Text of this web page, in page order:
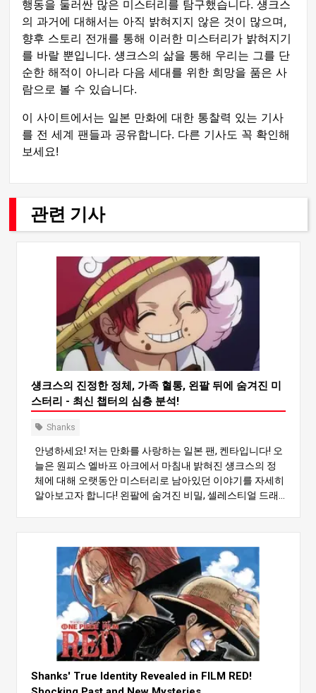
행동을 둘러싼 많은 미스터리를 탐구했습니다. 섕크스
의 과거에 대해서는 아직 밝혀지지 않은 것이 많으며,
향후 스토리 전개를 통해 이러한 미스터리가 밝혀지기
를 바랄 뿐입니다. 섕크스의 삶을 통해 우리는 그를 단
순한 해적이 아니라 다음 세대를 위한 희망을 품은 사
람으로 볼 수 있습니다.
이 사이트에서는 일본 만화에 대한 통찰력 있는 기사
를 전 세계 팬들과 공유합니다. 다른 기사도 꼭 확인해
보세요!
관련 기사
섕크스의 진정한 정체, 가족 혈통, 왼팔 뒤에 숨겨진 미
스터리 - 최신 챕터의 심층 분석!
Shanks
안녕하세요! 저는 만화를 사랑하는 일본 팬, 켄타입니다! 오
늘은 원피스 엘바프 아크에서 마침내 밝혀진 섕크스의 정
체에 대해 오랫동안 미스터리로 남아있던 이야기를 자세히
알아보고자 합니다! 왼팔에 숨겨진 비밀, 셀레스티얼 드래
니다! 1. 섕크스는 천룡인가?! 피가랜드 가족에 관한 진실 가
장 큰 충격 중 하나는 섕크스가 셀레스티얼 드래곤의 혈통
인 피가랜드 가문의 일원이라는 사실이 확인된 것입니다.
필름 레드의 힌트, 이전의 예고, 그리고 최근 엘바프 아크의
전개가 이 사실을 확고히 해줬어요. 섕크스의 본명은 “피가
랜드 섕크스"로 밝혀졌습니다. 그의 형인 샴록의 등장으로
그들의 아버지가 세인트 피갈랜드 갈링이라는 것이 확인되
었습니다. 갈링은 성기사단의 수장일 뿐만 아니라 다섯 장
로의 일원이 될 가능성이 있는 것으로 추정됩니다. 이로써
피갈랜드 가문은, 그리고 더 나아가 섕크스는 가장 높은 계
Shanks' True Identity Revealed in FILM RED!